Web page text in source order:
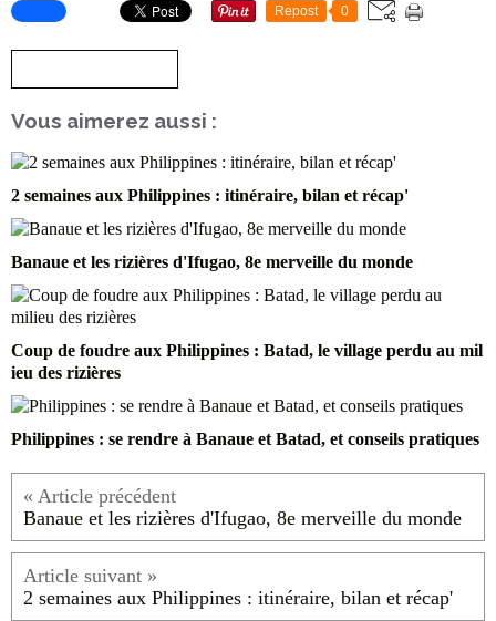
Repost 0
Vous aimerez aussi :
2 semaines aux Philippines : itinéraire, bilan et récap'
Banaue et les rizières d'Ifugao, 8e merveille du monde
Coup de foudre aux Philippines : Batad, le village perdu au mil
ieu des rizières
Philippines : se rendre à Banaue et Batad, et conseils pratiques
Banaue et les rizières d'Ifugao, 8e merveille du monde
2 semaines aux Philippines : itinéraire, bilan et récap'